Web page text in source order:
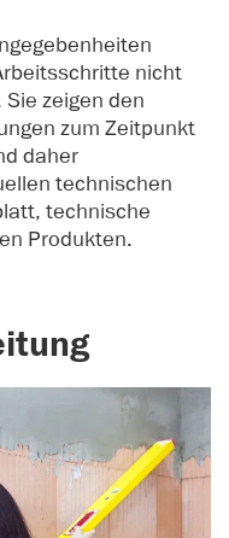
nicht
zeigen den
zum Zeitpunkt
daher
technischen
technische
Produkten.